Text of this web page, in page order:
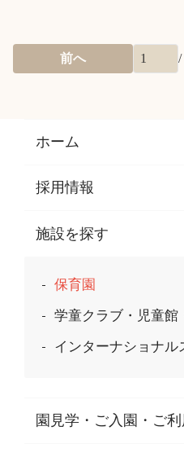
前へ /
ホーム
採用情報
施設を探す
保育園
学童クラブ・児童館
インターナショナル
園見学・ご入園・ご利